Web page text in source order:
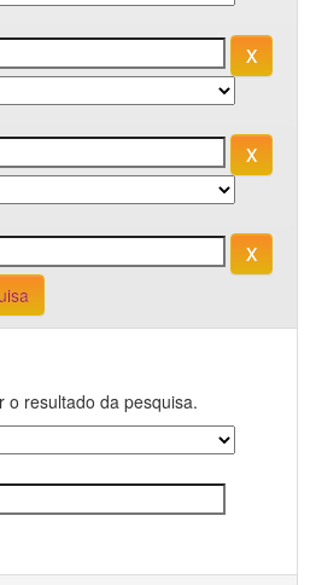
o resultado da pesquisa.